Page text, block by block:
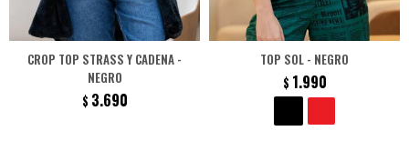
CROP TOP STRASS Y CADENA -
NEGRO
$ 3.690
TOP SOL - NEGRO
$ 1.990